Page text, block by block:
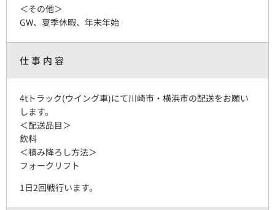
＜その他＞
GW、夏季休暇、年末年始
仕事内容
4tトラック(ウイング車)にて川崎市・横浜市の配送をお願い
します。
＜配送品目＞
飲料
＜積み降ろし方法＞
フォークリフト
1日2回戦行います。